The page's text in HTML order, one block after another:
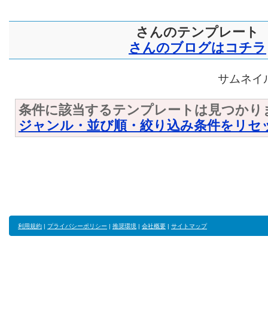
さんのテンプレート
さんのブログはコチラ
サムネイ
条件に該当するテンプレートは見つかり
ジャンル・並び順・絞り込み条件をリセ
利用規約 | プライバシーポリシー | 推奨環境 | 会社概要 | サイトマップ